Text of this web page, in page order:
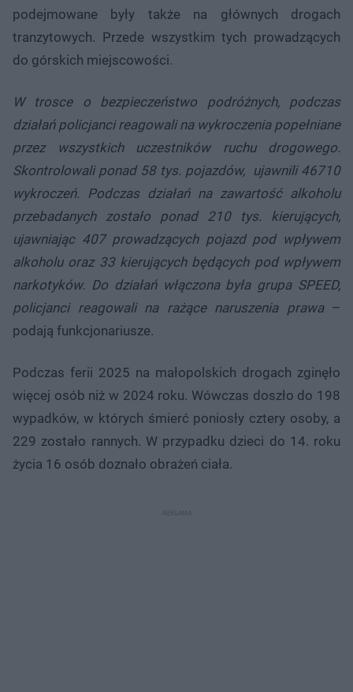
podejmowane były także na głównych drogach
tranzytowych. Przede wszystkim tych prowadzących
do górskich miejscowości.
W trosce o bezpieczeństwo podróżnych, podczas
działań policjanci reagowali na wykroczenia popełniane
przez wszystkich uczestników ruchu drogowego.
Skontrolowali ponad 58 tys. pojazdów, ujawnili 46710
wykroczeń. Podczas działań na zawartość alkoholu
przebadanych zostało ponad 210 tys. kierujących,
ujawniając 407 prowadzących pojazd pod wpływem
alkoholu oraz 33 kierujących będących pod wpływem
narkotyków. Do działań włączona była grupa SPEED,
policjanci reagowali na rażące naruszenia prawa–
podają funkcjonariusze.
Podczas ferii 2025 na małopolskich drogach zginęło
więcej osób niż w 2024 roku. Wówczas doszło do 198
wypadków, w których śmierć poniosły cztery osoby, a
229 zostało rannych. W przypadku dzieci do 14. roku
życia 16 osób doznało obrażeń ciała.